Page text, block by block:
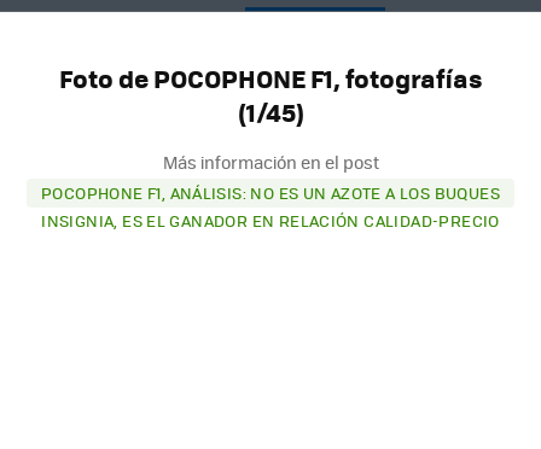
Foto de POCOPHONE F1, fotografías
(1/45)
Más información en el post
POCOPHONE F1, ANÁLISIS: NO ES UN AZOTE A LOS BUQUES
INSIGNIA, ES EL GANADOR EN RELACIÓN CALIDAD-PRECIO